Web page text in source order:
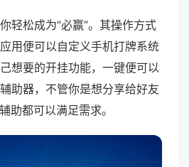
轻松成为“必赢”。其操作方式
用便可以自定义手机打牌系统
想要的开挂功能，一键便可以
助器，不管你是想分享给好友
助都可以满足需求。